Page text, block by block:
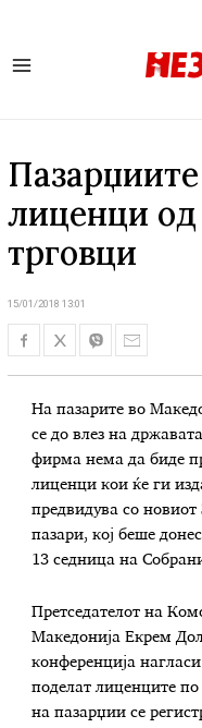
лиценци
трговци
15/01/2018 13:01
На пазарите во
се до влез на
фирма нема да биде
лиценци кои ќе ги
предвидува со новиот
пазари, кој беше
13 седница на
Претседателот на
Македонија Екрем
конференција
поделат лиценците
на пазарџии се